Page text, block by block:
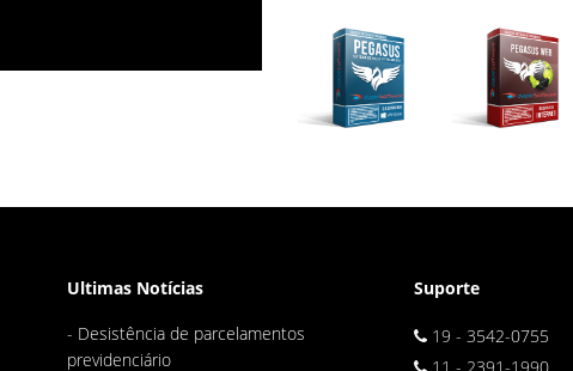
Ultimas Notícias
- Desistência de parcelamentos
previdenciário
Suporte
19 - 3542-0755